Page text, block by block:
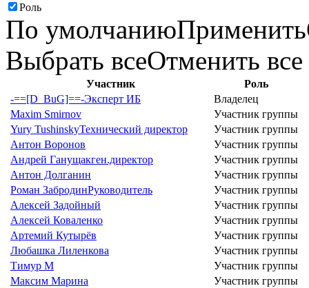
Роль
По умолчаниюПрименить
Выбрать всеОтменить все
Участник
Роль
-==[D_BuG]==-Эксперт ИБ
Владелец
Maxim Smirnov
Участник группы
Yury TushinskyТехнический директор
Участник группы
Антон Воронов
Участник группы
Андрей Ганущакген.директор
Участник группы
Антон Долганин
Участник группы
Роман ЗабродинРуководитель
Участник группы
Алексей Задойный
Участник группы
Алексей Коваленко
Участник группы
Артемий Кутырёв
Участник группы
Любашка Лиленкова
Участник группы
Тимур М
Участник группы
Максим Марина
Участник группы